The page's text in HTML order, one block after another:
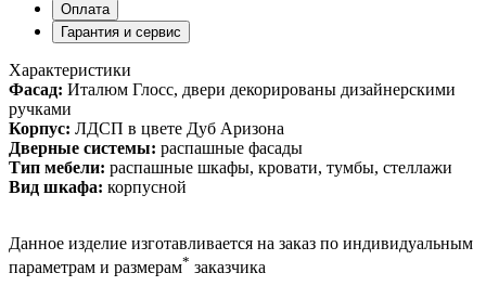
Оплата
Гарантия и сервис
Характеристики
Фасад: Италюм Глосс, двери декорированы дизайнерскими
ручками
Корпус: ЛДСП в цвете Дуб Аризона
Дверные системы: распашные фасады
Тип мебели: распашные шкафы, кровати, тумбы, стеллажи
Вид шкафа: корпусной
Данное изделие изготавливается на заказ по индивидуальным
параметрам и размерам* заказчика